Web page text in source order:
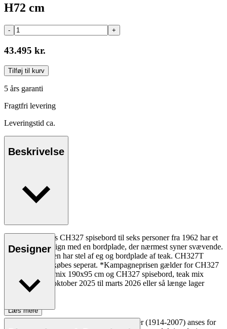
H72 cm
- +
43.495 kr.
Tilføj til kurv
5 års garanti
Fragtfri levering
Leveringstid ca.
Beskrivelse
Hans J. Wegners CH327 spisebord til seks personer fra 1962 har et
usædvanligt design med en bordplade, der nærmest syner svævende.
Teak/eg varianten har stel af eg og bordplade af teak. CH327T
tillægsplader tilkøbes seperat. *Kampagneprisen gælder for CH327
spisebord, teak mix 190x95 cm og CH327 spisebord, teak mix
248x95 cm fra oktober 2025 til marts 2026 eller så længe lager
Læs mere
Designer
Den danske møbeldesigner Hans J. Wegner (1914-2007) anses for